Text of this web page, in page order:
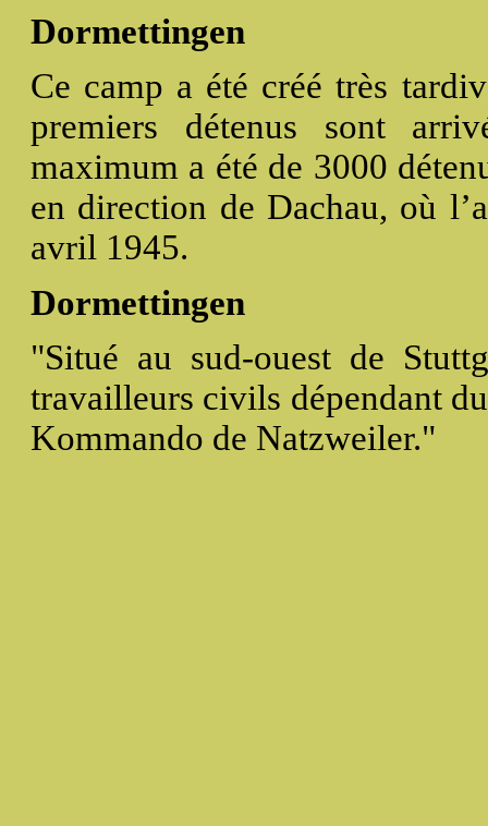
Dormettingen
Ce camp a été créé très
premiers détenus sont
maximum a été de 3000
en direction de Dachau, où
avril 1945.
Dormettingen
"Situé au sud-ouest de
travailleurs civils dépendant
Kommando de Natzweiler."